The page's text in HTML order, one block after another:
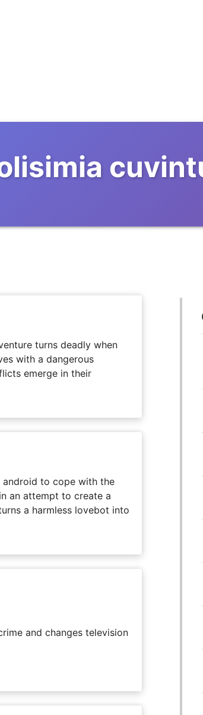
turns deadly when
with a dangerous
emerge in their
to cope with the
an attempt to create a
a harmless lovebot into
and changes television